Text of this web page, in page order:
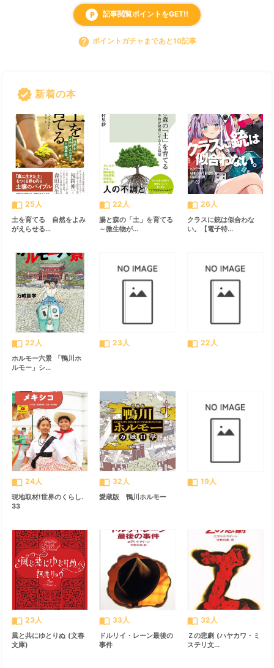
local_parking 記事閲覧ポイントをGET!!
help ポイントガチャまであと10記事
verified 新着の本
import_contacts 25人
土を育てる 自然をよみ
がえらせる...
import_contacts 22人
腸と森の「土」を育てる
～微生物が...
import_contacts 26人
クラスに銃は似合わな
い。【電子特...
import_contacts 22人
ホルモー六景 「鴨川ホ
ルモー」シ...
import_contacts 23人 import_contacts 22人
import_contacts 24人
現地取材!世界のくらし.
33
import_contacts 32人
愛蔵版 鴨川ホルモー
import_contacts 19人
import_contacts 23人
風と共にゆとりぬ (文春
文庫)
import_contacts 33人
ドルリイ・レーン最後の
事件
import_contacts 32人
Ｚの悲劇 (ハヤカワ・ミ
ステリ文...